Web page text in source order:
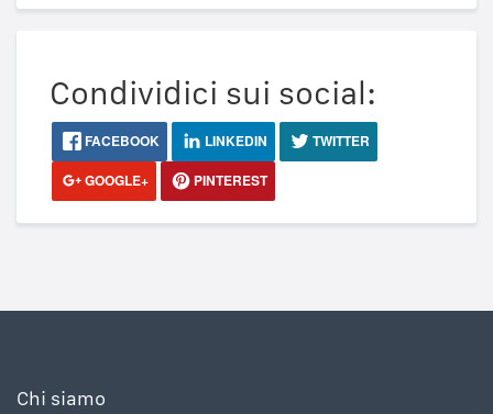
Condividici sui social:
FACEBOOK LINKEDIN
TWITTER
GOOGLE+
PINTEREST
Chi siamo